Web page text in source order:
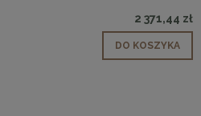
2 371,44 zł
DO KOSZYKA